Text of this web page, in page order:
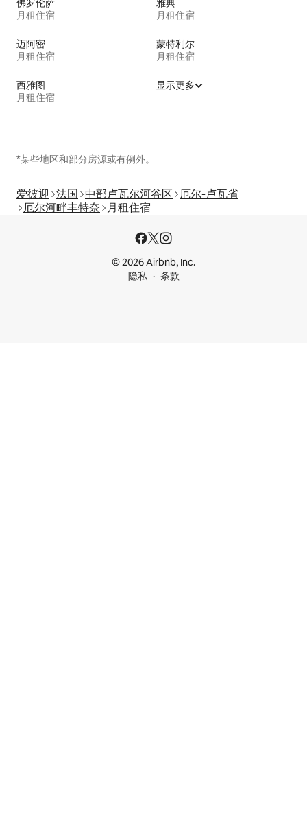
佛罗伦萨
月租住宿
雅典
月租住宿
迈阿密
月租住宿
蒙特利尔
月租住宿
西雅图
月租住宿
显示更多
*某些地区和部分房源或有例外。
爱彼迎 法国 中部卢瓦尔河谷区 厄尔-卢瓦省
厄尔河畔丰特奈 月租住宿
© 2026 Airbnb, Inc.
隐私
条款